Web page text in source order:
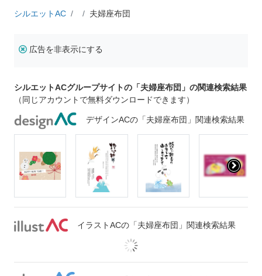
シルエットAC 夫婦座布団
広告を非表示にする
シルエットACグループサイトの「夫婦座布団」の関連検索結果
（同じアカウントで無料ダウンロードできます）
デザインACの「夫婦座布団」関連検索結果
イラストACの「夫婦座布団」関連検索結果